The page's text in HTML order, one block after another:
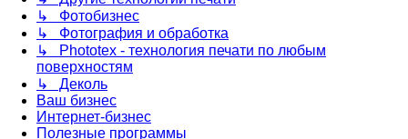
↳ Фотобизнес
↳ Фотография и обработка
↳ Phototex - технология печати по любым
поверхностям
↳ Деколь
Ваш бизнес
Интернет-бизнес
Полезные программы